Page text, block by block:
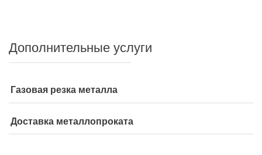
Дополнительные услуги
Газовая резка металла
Доставка металлопроката